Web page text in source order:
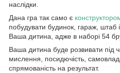
наслідки.
Дана гра так само є
побудувати будинок, гараж,
Ваша дитина, адже в наборі 54
Ваша дитина буде розвивати під
мислення, посидючість,
спрямованість на результат.